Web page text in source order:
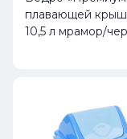
плавающей
10,5 л мрамор/